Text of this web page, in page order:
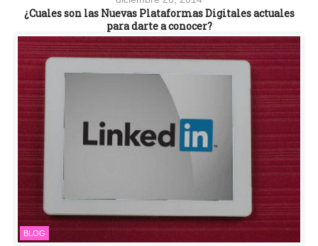
¿Cuales son las Nuevas Plataformas Digitales actuales
para darte a conocer?
BLOG